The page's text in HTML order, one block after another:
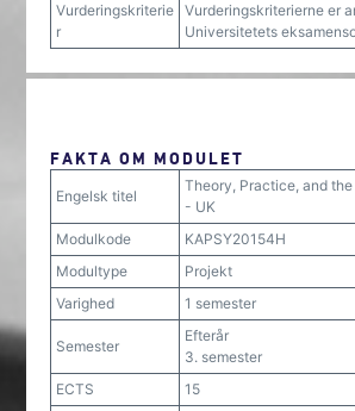
Vurderingskriterie
r
Vurderingskriterierne er
Universitetets
FAKTA OM MODULET
Engelsk titel
Theory, Practice, and
- UK
Modulkode
KAPSY20154H
Modultype
Projekt
Varighed
1 semester
Semester
Efterår
3. semester
ECTS
15